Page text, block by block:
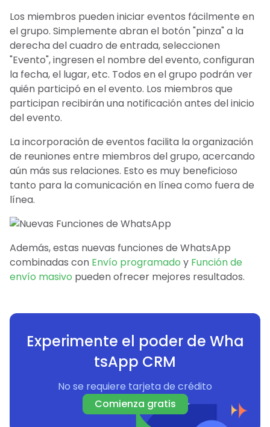
Los miembros pueden iniciar eventos fácilmente en
el grupo. Simplemente abran el botón "pinza" a la
derecha del cuadro de entrada, seleccionen
"Evento", ingresen el nombre del evento, configuran
la fecha, el lugar, etc. Todos en el grupo podrán ver
quién participó en el evento. Los miembros que
participan recibirán una notificación antes del inicio
del evento.
La incorporación de eventos facilita la organización
de reuniones entre miembros del grupo, acercando
aún más sus relaciones. Esto es muy beneficioso
tanto para la comunicación en línea como fuera de
línea.
Además, estas nuevas funciones de WhatsApp
combinadas con Envío programado y Función de
envío masivo pueden ofrecer mejores resultados.
Experimente el poder de Wha
tsApp CRM
No se requiere tarjeta de crédito
Comienza gratis